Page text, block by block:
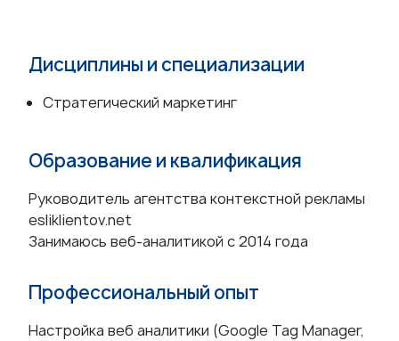
Дисциплины и специализации
Стратегический маркетинг
Образование и квалификация
Руководитель агентства контекстной рекламы
esliklientov.net
Занимаюсь веб-аналитикой с 2014 года
Профессиональный опыт
Настройка веб аналитики (Google Tag Manager,